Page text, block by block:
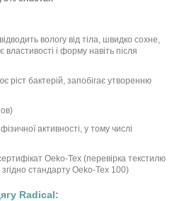
вологу від тіла, швидко сохне,
і форму навіть після
ріст бактерій, запобігає утворенню
активності, у тому числі
Oeko-Tex (перевірка текстилю
стандарту Oeko-Tex 100)
Radical: